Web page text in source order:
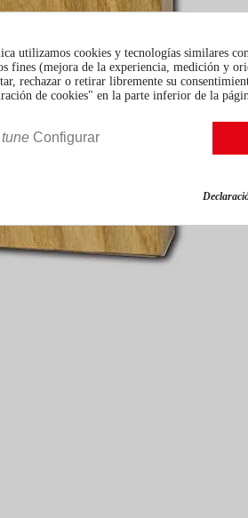
utilizamos cookies y tecnologías similares
fines (mejora de la experiencia, medición y
rechazar o retirar libremente su
de cookies" en la parte inferior de la
tune Configurar